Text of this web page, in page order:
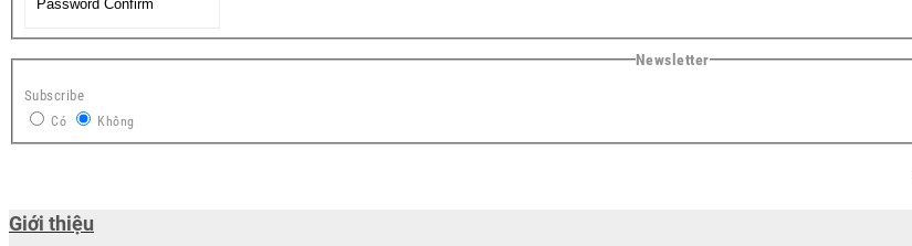
Newsletter
Subscribe
Có Không
Giới thiệu